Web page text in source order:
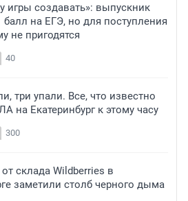
игры создавать»: выпускник
балл на ЕГЭ, но для поступления
не пригодятся
40
три упали. Все, что известно
на Екатеринбург к этому часу
300
склада Wildberries в
заметили столб черного дыма